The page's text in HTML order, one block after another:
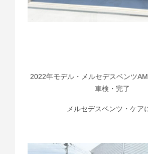
2022年モデル・メルセデスベンツ
車検・完了
メルセデスベンツ・ケア